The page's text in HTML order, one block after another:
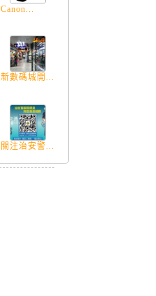
Canon...
新數碼城開...
關注治安警...